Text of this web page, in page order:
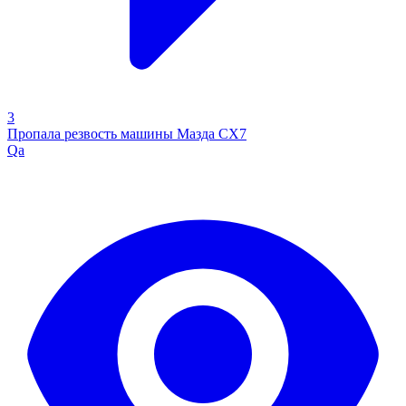
3
Пропала резвость машины Мазда СХ7
Qa